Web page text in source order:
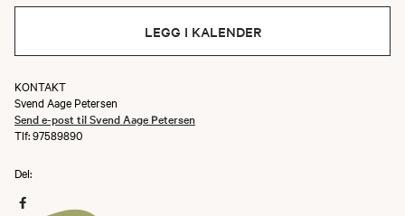
LEGG I KALENDER
KONTAKT
Svend Aage Petersen
Send e-post til Svend Aage Petersen
Tlf: 97589890
Del: